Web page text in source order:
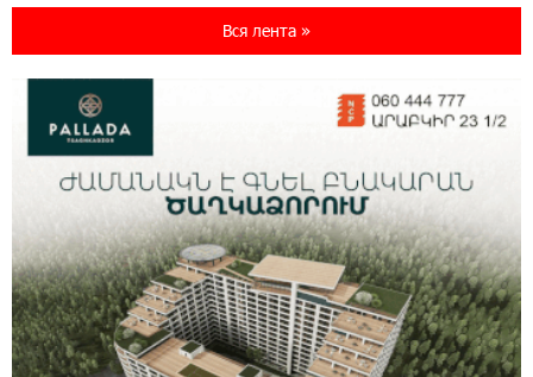
World с преимуществами для путешествий и
мониторинг дикой природы в Гнишике с
помощью солнечной энергии
14:56:01 5-08-2026
Ucom и FPWC обеспечат круглосуточный
мониторинг дикой природы в Гнишике с
помощью солнечной энергии
Вся лента »